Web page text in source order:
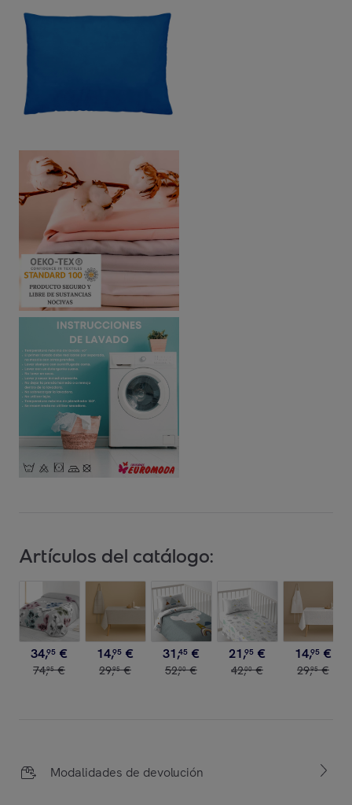
Artículos del catálogo:
34,95 €
74,95 €
14,95 €
29,95 €
31,45 €
52,00 €
21,95 €
42,00 €
14,95 €
29,95 €
Modalidades de devolución